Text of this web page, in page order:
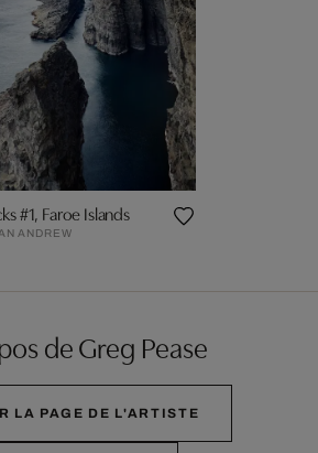
#1, Faroe Islands
ANDREW
de Greg Pease
LA PAGE DE L'ARTISTE